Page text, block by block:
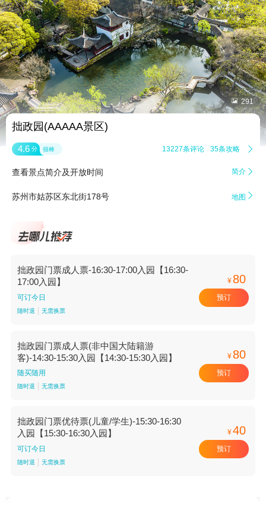
 291
拙政园(AAAAA景区)
4.6 分 很棒 13227条评论 35条攻略 
查看景点简介及开放时间 简介 
苏州市姑苏区东北街178号 地图 
拙政园门票成人票-16:30-17:00入园【16:30-
17:00入园】
可订今日
随时退 无需换票
¥ 80
预订
拙政园门票成人票(非中国大陆籍游
客)-14:30-15:30入园【14:30-15:30入园】
随买随用
随时退 无需换票
¥ 80
预订
拙政园门票优待票(儿童/学生)-15:30-16:30
入园【15:30-16:30入园】
可订今日
随时退 无需换票
¥40
预订
